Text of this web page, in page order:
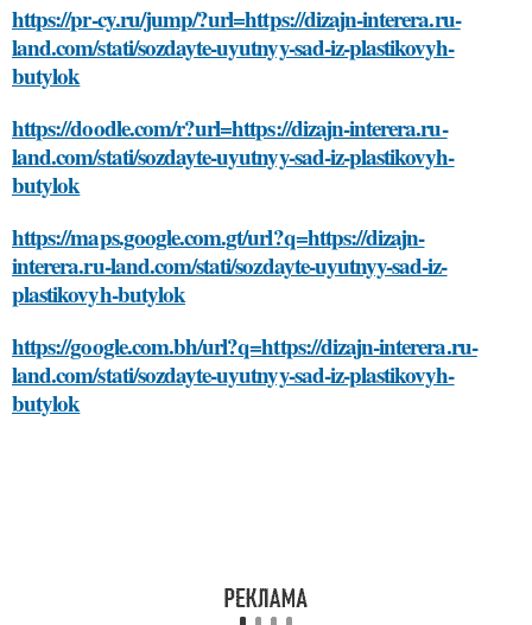
https://pr-cy.ru/jump/?url=https://dizajn-interera.ru-
land.com/stati/sozdayte-uyutnyy-sad-iz-plastikovyh-
butylok
https://doodle.com/r?url=https://dizajn-interera.ru-
land.com/stati/sozdayte-uyutnyy-sad-iz-plastikovyh-
butylok
https://maps.google.com.gt/url?q=https://dizajn-
interera.ru-land.com/stati/sozdayte-uyutnyy-sad-iz-
plastikovyh-butylok
https://google.com.bh/url?q=https://dizajn-interera.ru-
land.com/stati/sozdayte-uyutnyy-sad-iz-plastikovyh-
butylok